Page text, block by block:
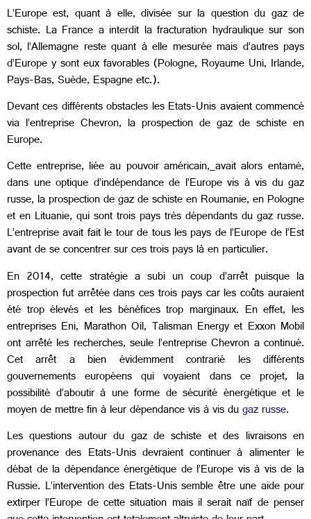
L’Europe est, quant à elle, divisée sur la question du gaz de
schiste. La France a interdit la fracturation hydraulique sur son
sol, l’Allemagne reste quant à elle mesurée mais d’autres pays
d’Europe y sont eux favorables (Pologne, Royaume Uni, Irlande,
Pays-Bas, Suède, Espagne etc.).
Devant ces différents obstacles les Etats-Unis avaient commencé
via l’entreprise Chevron, la prospection de gaz de schiste en
Europe.
Cette entreprise, liée au pouvoir américain, avait alors entamé,
dans une optique d’indépendance de l’Europe vis à vis du gaz
russe, la prospection de gaz de schiste en Roumanie, en Pologne
et en Lituanie, qui sont trois pays très dépendants du gaz russe.
L’entreprise avait fait le tour de tous les pays de l’Europe de l’Est
avant de se concentrer sur ces trois pays là en particulier.
En 2014, cette stratégie a subi un coup d’arrêt puisque la
prospection fut arrêtée dans ces trois pays car les coûts auraient
été trop élevés et les bénéfices trop marginaux. En effet, les
entreprises Eni, Marathon Oil, Talisman Energy et Exxon Mobil
ont arrêté les recherches, seule l’entreprise Chevron a continué.
Cet arrêt a bien évidemment contrarié les différents
gouvernements européens qui voyaient dans ce projet, la
possibilité d’aboutir à une forme de sécurité énergétique et le
moyen de mettre fin à leur dépendance vis à vis dugaz russe.
Les questions autour du gaz de schiste et des livraisons en
provenance des Etats-Unis devraient continuer à alimenter le
débat de la dépendance énergétique de l’Europe vis à vis de la
Russie. L’intervention des Etats-Unis semble être une aide pour
extirper l’Europe de cette situation mais il serait naïf de penser